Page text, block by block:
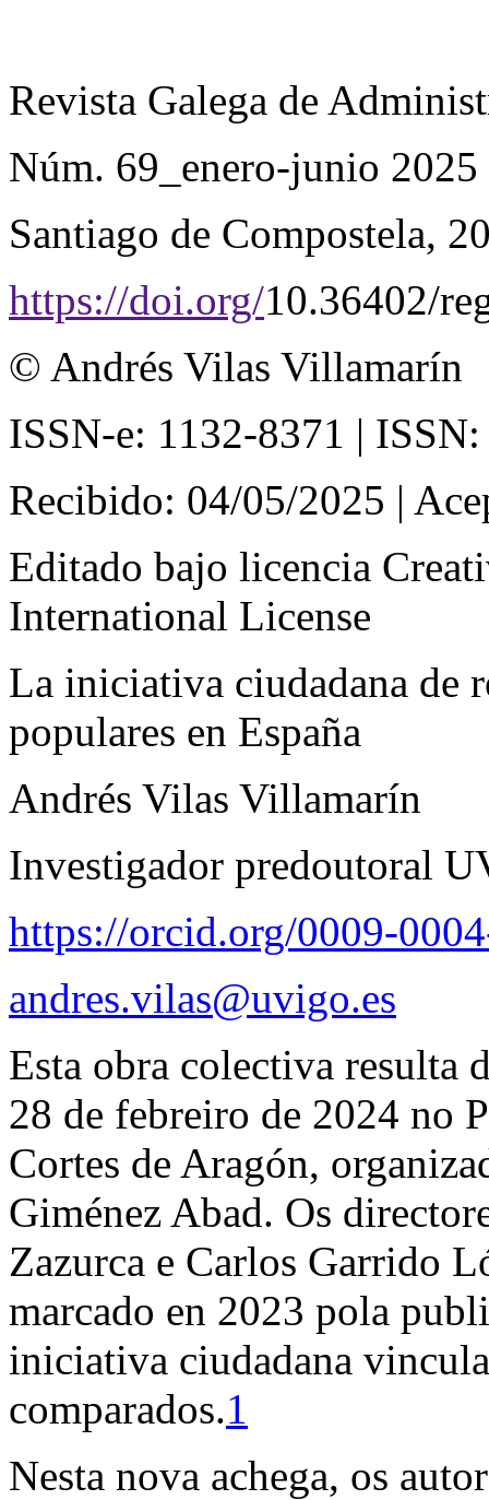
Revista Galega de
Núm. 69_enero-junio
Santiago de Compostela,
https://doi.org/10.36402/
© Andrés Vilas Villamarín
ISSN-e: 1132-8371 |
Recibido: 04/05/2025 |
Editado bajo licencia
International License
La iniciativa ciudadana de
populares en España
Andrés Vilas Villamarín
Investigador predoutoral
https://orcid.org/0009-
andres.vilas@uvigo.es
Esta obra colectiva resulta
28 de febreiro de 2024 no
Cortes de Aragón,
Giménez Abad. Os
Zazurca e Carlos Garrido
marcado en 2023 pola
iniciativa ciudadana
comparados.1
Nesta nova achega, os